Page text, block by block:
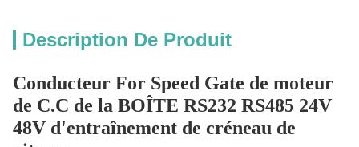
Description De Produit
Conducteur For Speed Gate de moteur
de C.C de la BOÎTE RS232 RS485 24V
48V d'entraînement de créneau de